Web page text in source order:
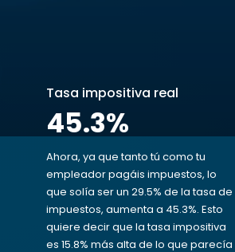
Tasa impositiva real
45.3%
Ahora, ya que tanto tú como tu
empleador pagáis impuestos, lo
que solía ser un 29.5% de la tasa de
impuestos, aumenta a 45.3%. Esto
quiere decir que la tasa impositiva
es 15.8% más alta de lo que parecía